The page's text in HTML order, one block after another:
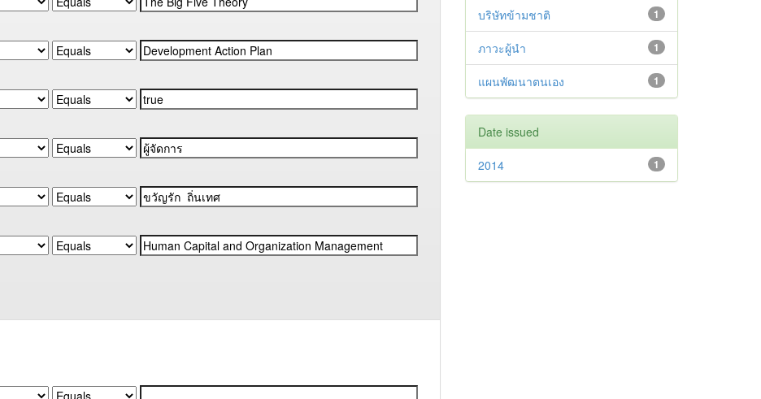
1
บริษัทข้ามชาติ
1
ภาวะผู้นำ
1
แผนพัฒนาตนเอง
Date issued
1
2014